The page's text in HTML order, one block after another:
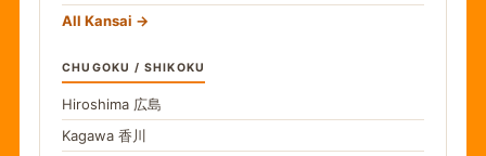
All Kansai
CHUGOKU / SHIKOKU
Hiroshima 広島
Kagawa 香川